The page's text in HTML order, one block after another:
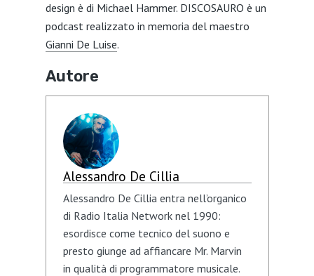
design è di Michael Hammer. DISCOSAURO è un
podcast realizzato in memoria del maestro
Gianni De Luise.
Autore
Alessandro De Cillia
Alessandro De Cillia entra nell’organico
di Radio Italia Network nel 1990:
esordisce come tecnico del suono e
presto giunge ad affiancare Mr. Marvin
in qualità di programmatore musicale.